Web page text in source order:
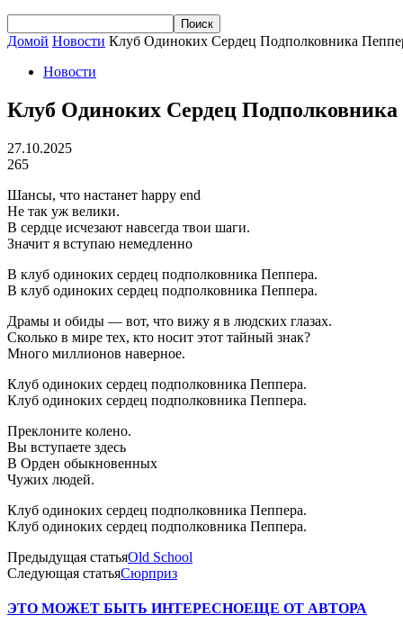
Домой Новости Клуб Одиноких Сердец Подполковника
Новости
Клуб Одиноких Сердец
27.10.2025
265
Шансы, что настанет happy end
Не так уж велики.
В сердце исчезают навсегда твои шаги.
Значит я вступаю немедленно
В клуб одиноких сердец подполковника Пеппера.
В клуб одиноких сердец подполковника Пеппера.
Драмы и обиды — вот, что вижу я в людских глазах.
Сколько в мире тех, кто носит этот тайный знак?
Много миллионов наверное.
Клуб одиноких сердец подполковника Пеппера.
Клуб одиноких сердец подполковника Пеппера.
Преклоните колено.
Вы вступаете здесь
В Орден обыкновенных
Чужих людей.
Клуб одиноких сердец подполковника Пеппера.
Клуб одиноких сердец подполковника Пеппера.
Предыдущая статьяOld School
Следующая статьяСюрприз
ЭТО МОЖЕТ БЫТЬ ИНТЕРЕСНОЕЩЕ ОТ АВТОРА